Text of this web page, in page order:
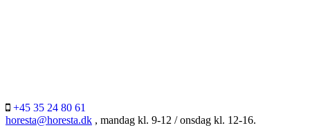
+45 35 24 80 61
horesta@horesta.dk , mandag kl. 9-12 / onsdag kl. 12-16.